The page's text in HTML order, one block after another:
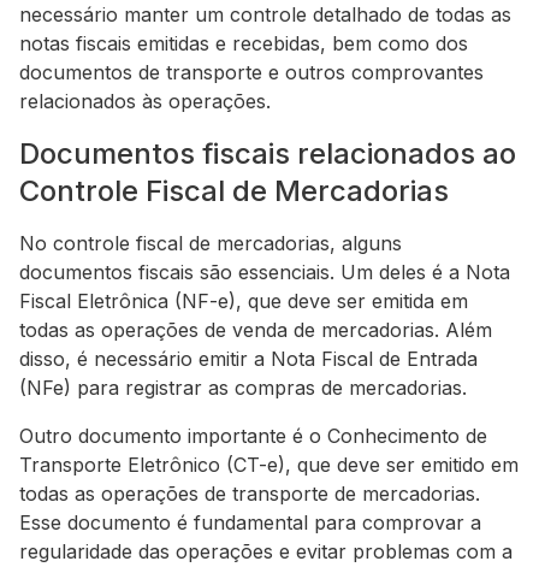
necessário manter um controle detalhado de todas as
notas fiscais emitidas e recebidas, bem como dos
documentos de transporte e outros comprovantes
relacionados às operações.
Documentos fiscais relacionados ao
Controle Fiscal de Mercadorias
No controle fiscal de mercadorias, alguns
documentos fiscais são essenciais. Um deles é a Nota
Fiscal Eletrônica (NF-e), que deve ser emitida em
todas as operações de venda de mercadorias. Além
disso, é necessário emitir a Nota Fiscal de Entrada
(NFe) para registrar as compras de mercadorias.
Outro documento importante é o Conhecimento de
Transporte Eletrônico (CT-e), que deve ser emitido em
todas as operações de transporte de mercadorias.
Esse documento é fundamental para comprovar a
regularidade das operações e evitar problemas com a